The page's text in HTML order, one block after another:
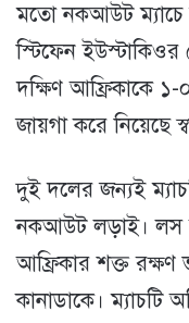
মতো নকআউট ম্যাচে
স্টিফেন ইউস্টাকিওর
দক্ষিণ আফ্রিকাকে
জায়গা করে নিয়েছে
দুই দলের জন্যই
নকআউট লড়াই। লস
আফ্রিকার শক্ত রক্ষণ
কানাডাকে। ম্যাচটি